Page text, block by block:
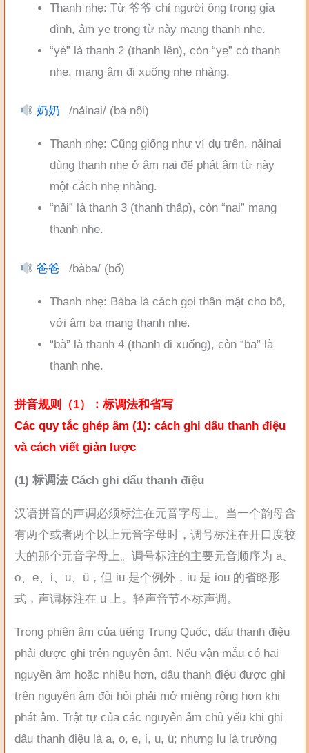
Thanh nhẹ: Từ 爷爷 chỉ người ông trong gia
đình, âm ye trong từ này mang thanh nhẹ.
“yé” là thanh 2 (thanh lên), còn “ye” có thanh
nhẹ, mang âm đi xuống nhẹ nhàng.
奶奶 /nǎinai/ (bà nội)
Thanh nhẹ: Cũng giống như ví dụ trên, nǎinai
dùng thanh nhẹ ở âm nai để phát âm từ này
một cách nhẹ nhàng.
“nǎi” là thanh 3 (thanh thấp), còn “nai” mang
thanh nhẹ.
爸爸 /bàba/ (bố)
Thanh nhẹ: Bàba là cách gọi thân mật cho bố,
với âm ba mang thanh nhẹ.
“bà” là thanh 4 (thanh đi xuống), còn “ba” là
thanh nhẹ.
拼音规则（1）：标调法和省写
Các quy tắc ghép âm (1): cách ghi dấu thanh điệu
và cách viết giản lược
(1) 标调法 Cách ghi dấu thanh điệu
汉语拼音的声调必须标注在元音字母上。当一个韵母含
有两个或者两个以上元音字母时，调号标注在开口度较
大的那个元音字母上。调号标注的主要元音顺序为 a、
o、e、i、u、ü，但 iu 是个例外，iu 是 iou 的省略形
式，声调标注在 u 上。轻声音节不标声调。
Trong phiên âm của tiếng Trung Quốc, dấu thanh điệu
phải được ghi trên nguyên âm. Nếu vận mẫu có hai
nguyên âm hoặc nhiều hơn, dấu thanh điệu được ghi
trên nguyên âm đòi hỏi phải mở miệng rộng hơn khi
phát âm. Trật tự của các nguyên âm chủ yếu khi ghi
dấu thanh điệu là a, o, e, i, u, ü; nhưng lu là trường